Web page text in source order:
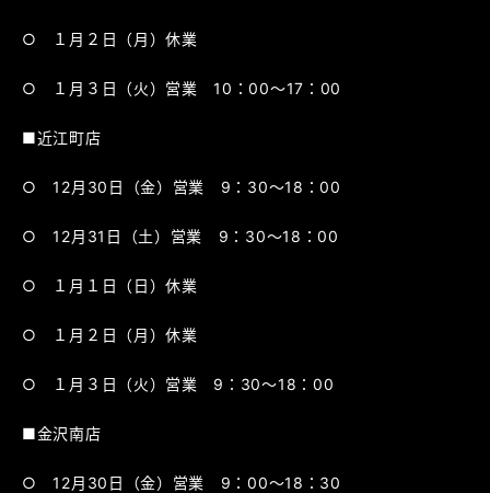
○ １月２日（月）休業
○ １月３日（火）営業 10：00～17：00
■近江町店
○ 12月30日（金）営業 9：30～18：00
○ 12月31日（土）営業 9：30～18：00
○ １月１日（日）休業
○ １月２日（月）休業
○ １月３日（火）営業 9：30～18：00
■金沢南店
○ 12月30日（金）営業 9：00～18：30